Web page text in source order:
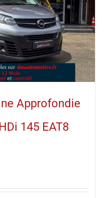
Approfondie
145 EAT8